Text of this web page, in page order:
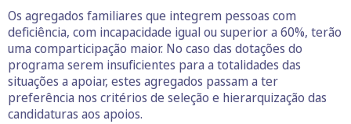
Os agregados familiares que integrem pessoas com
deficiência, com incapacidade igual ou superior a 60%, terão
uma comparticipação maior. No caso das dotações do
programa serem insuficientes para a totalidades das
situações a apoiar, estes agregados passam a ter
preferência nos critérios de seleção e hierarquização das
candidaturas aos apoios.